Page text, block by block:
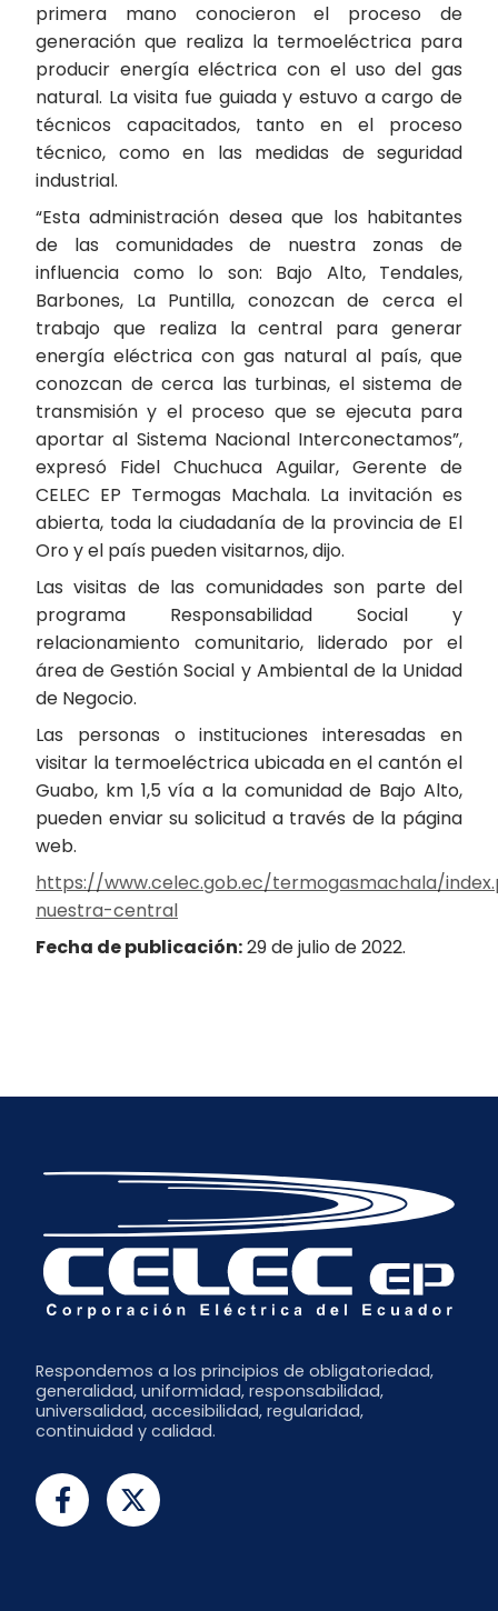
primera mano conocieron el proceso de
generación que realiza la termoeléctrica para
producir energía eléctrica con el uso del gas
natural. La visita fue guiada y estuvo a cargo de
técnicos capacitados, tanto en el proceso
técnico, como en las medidas de seguridad
industrial.
“Esta administración desea que los habitantes
de las comunidades de nuestra zonas de
influencia como lo son: Bajo Alto, Tendales,
Barbones, La Puntilla, conozcan de cerca el
trabajo que realiza la central para generar
energía eléctrica con gas natural al país, que
conozcan de cerca las turbinas, el sistema de
transmisión y el proceso que se ejecuta para
aportar al Sistema Nacional Interconectamos”,
expresó Fidel Chuchuca Aguilar, Gerente de
CELEC EP Termogas Machala. La invitación es
abierta, toda la ciudadanía de la provincia de El
Oro y el país pueden visitarnos, dijo.
Las visitas de las comunidades son parte del
programa Responsabilidad Social y
relacionamiento comunitario, liderado por el
área de Gestión Social y Ambiental de la Unidad
de Negocio.
Las personas o instituciones interesadas en
visitar la termoeléctrica ubicada en el cantón el
Guabo, km 1,5 vía a la comunidad de Bajo Alto,
pueden enviar su solicitud a través de la página
web.
https://www.celec.gob.ec/termogasmachala/
nuestra-central
Fecha de publicación:29 de julio de 2022.
Respondemos a los principios de obligatoriedad,
generalidad, uniformidad, responsabilidad,
universalidad, accesibilidad, regularidad,
continuidad y calidad.